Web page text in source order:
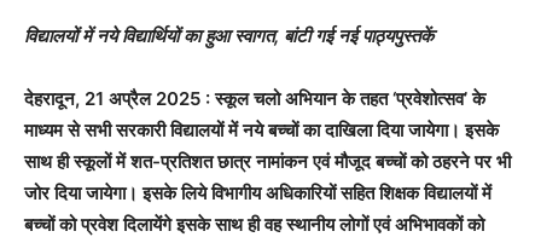
विद्यालयों में नये विद्यार्थियों का हुआ स्वागत, बांटी गई नई पाठ्यपुस्तकें
देहरादून, 21 अप्रैल 2025 : स्कूल चलो अभियान के तहत ‘प्रवेशोत्सव’ के
माध्यम से सभी सरकारी विद्यालयों में नये बच्चों का दाखिला दिया जायेगा। इसके
साथ ही स्कूलों में शत-प्रतिशत छात्र नामांकन एवं मौजूद बच्चों को ठहरने पर भी
जोर दिया जायेगा। इसके लिये विभागीय अधिकारियों सहित शिक्षक विद्यालयों में
बच्चों को प्रवेश दिलायेंगे इसके साथ ही वह स्थानीय लोगों एवं अभिभावकों को